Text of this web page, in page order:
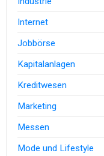
Internet
Jobbörse
Kapitalanlagen
Kreditwesen
Marketing
Messen
Mode und Lifestyle